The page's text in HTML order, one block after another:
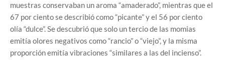
muestras conservaban un aroma “amaderado”, mientras que el
67 por ciento se describió como “picante” y el 56 por ciento
olía “dulce”. Se descubrió que solo un tercio de las momias
emitía olores negativos como “rancio” o “viejo”, y la misma
proporción emitía vibraciones “similares a las del incienso”.